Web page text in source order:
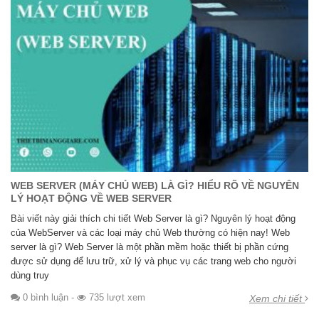
WEB SERVER (MÁY CHỦ WEB) LÀ GÌ? HIỂU RÕ VỀ NGUYÊN
LÝ HOẠT ĐỘNG VỀ WEB SERVER
Bài viết này giải thích chi tiết Web Server là gì? Nguyên lý hoạt động
của WebServer và các loại máy chủ Web thường có hiện nay! Web
server là gì? Web Server là một phần mềm hoặc thiết bị phần cứng
được sử dụng để lưu trữ, xử lý và phục vụ các trang web cho người
dùng truy
0 bình luận - 735 lượt xem Xem chi tiết